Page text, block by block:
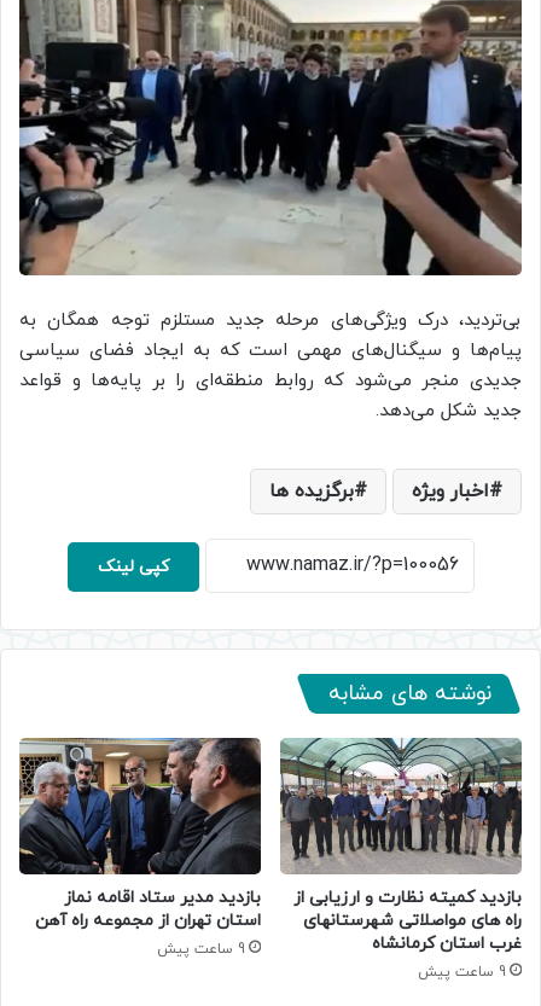
بی‌تردید، درک ویژگی‌های مرحله جدید مستلزم توجه همگان به
پیام‌ها و سیگنال‌های مهمی است که به ایجاد فضای سیاسی
جدیدی منجر می‌شود که روابط منطقه‌ای را بر پایه‌ها و قواعد
جدید شکل می‌دهد.
اخبار ویژه برگزیده ها
کپی لینک
نوشته های مشابه
بازدید کمیته نظارت و ارزیابی از
راه های مواصلاتی شهرستانهای
غرب استان کرمانشاه
9 ساعت پیش
بازدید مدیر ستاد اقامه نماز
استان تهران از مجموعه راه آهن
9 ساعت پیش